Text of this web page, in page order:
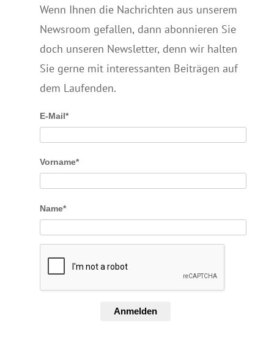
Wenn Ihnen die Nachrichten aus unserem
Newsroom gefallen, dann abonnieren Sie
doch unseren Newsletter, denn wir halten
Sie gerne mit interessanten Beiträgen auf
dem Laufenden.
E-Mail*
Vorname*
Name*
Anmelden